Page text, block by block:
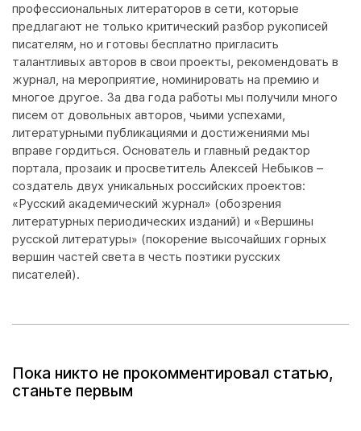
профессиональных литераторов в сети, которые
предлагают не только критический разбор рукописей
писателям, но и готовы бесплатно пригласить
талантливых авторов в свои проекты, рекомендовать в
журнал, на мероприятие, номинировать на премию и
многое другое. За два года работы мы получили много
писем от довольных авторов, чьими успехами,
литературными публикациями и достижениями мы
вправе гордиться. Основатель и главный редактор
портала, прозаик и просветитель Алексей Небыков –
создатель двух уникальных российских проектов:
«Русский академический журнал» (обозрения
литературных периодических изданий) и «Вершины
русской литературы» (покорение высочайших горных
вершин частей света в честь поэтики русских
писателей).
Пока никто не прокомментировал статью,
станьте первым